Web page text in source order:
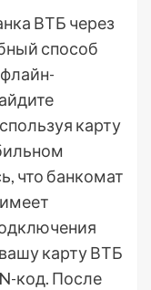
ВТБ через
способ
карту
что банкомат
карту ВТБ
код. После